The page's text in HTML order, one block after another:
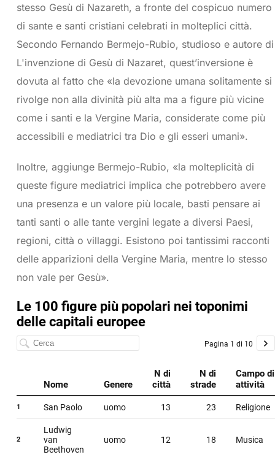
stesso Gesù di Nazareth, a fronte del cospicuo numero
di sante e santi cristiani celebrati in molteplici città.
Secondo Fernando Bermejo-Rubio, studioso e autore di
L'invenzione di Gesù di Nazaret, quest’inversione è
dovuta al fatto che «la devozione umana solitamente si
rivolge non alla divinità più alta ma a figure più vicine
come i santi e la Vergine Maria, considerate come più
accessibili e mediatrici tra Dio e gli esseri umani».
Inoltre, aggiunge Bermejo-Rubio, «la molteplicità di
queste figure mediatrici implica che potrebbero avere
una presenza e un valore più locale, basti pensare ai
tanti santi o alle tante vergini legate a diversi Paesi,
regioni, città o villaggi. Esistono poi tantissimi racconti
delle apparizioni della Vergine Maria, mentre lo stesso
non vale per Gesù».